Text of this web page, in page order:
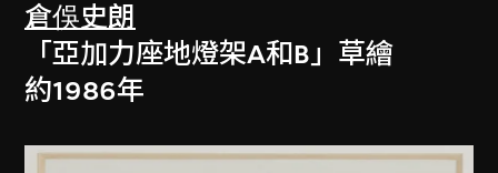
倉俁史朗
「亞加力座地燈架A和B」草繪
約1986年